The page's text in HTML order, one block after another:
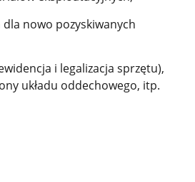
nowo pozyskiwanych
i legalizacja sprzętu),
układu oddechowego, itp.